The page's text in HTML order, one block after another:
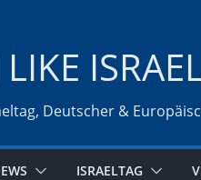
Deutscher &
ISRAELTAG